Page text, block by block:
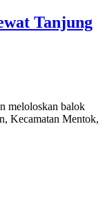
Tanjung
meloloskan balok
Kecamatan Mentok,